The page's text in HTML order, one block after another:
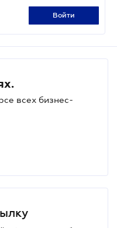
войти
всех бизнес-